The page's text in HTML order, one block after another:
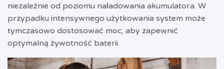
niezależnie od poziomu naładowania akumulatora. W
przypadku intensywnego użytkowania system może
tymczasowo dostosować moc, aby zapewnić
optymalną żywotność baterii.